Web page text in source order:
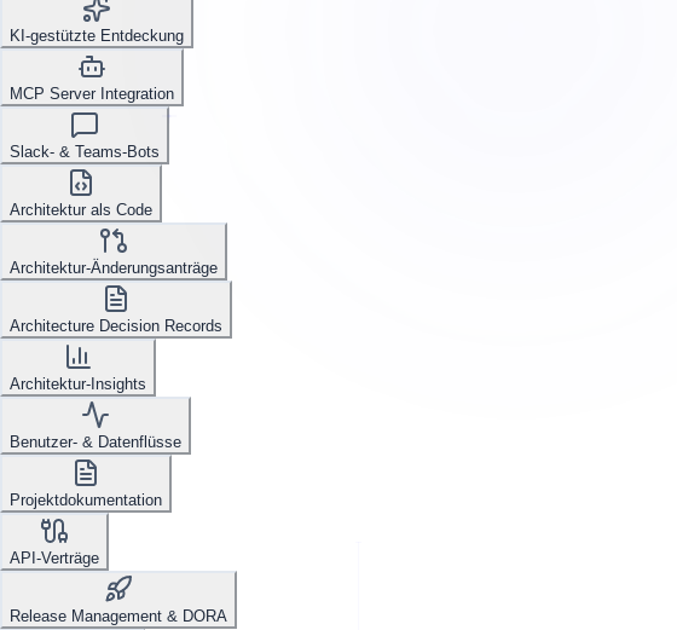
KI-gestützte Entdeckung
MCP Server Integration
Slack- & Teams-Bots
Architektur als Code
Architektur-Änderungsanträge
Architecture Decision Records
Architektur-Insights
Benutzer- & Datenflüsse
Projektdokumentation
API-Verträge
Release Management & DORA